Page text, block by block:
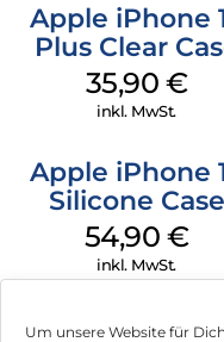
Um unsere Website für
Apple iPhone
Plus Clear
MagSafe
Transparent
35,90 €
inkl. MwSt.
Apple iPhone
Silicone Case
MagSafe Lake
Green
54,90 €
inkl. MwSt.